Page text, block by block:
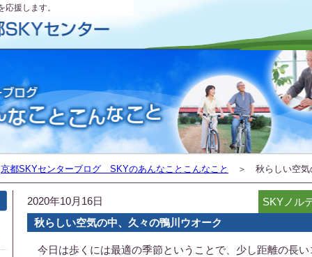
援します。
京都SKYセンターブログ SKYのあんなことこんなこと ＞ 秋らしい空気
2020年10月16日
SKYノル
秋らしい空気の中、久々の鴨川ウオーク
今日は歩くには最適の季節ということで、少し距離の長い